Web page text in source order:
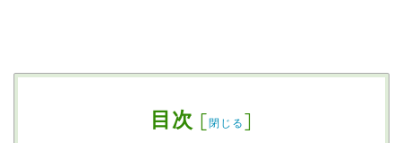
目次 [閉じる ]